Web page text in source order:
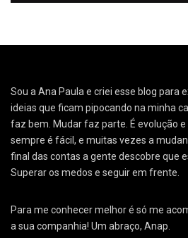
Sou a Ana Paula e criei esse blog para
ideias que ficam pipocando na minha
faz bem. Mudar faz parte. É evolução
sempre é fácil, e muitas vezes a
final das contas a gente descobre que
Superar os medos e seguir em frente.
Para me conhecer melhor é só me
a sua companhia! Um abraço, Anap.